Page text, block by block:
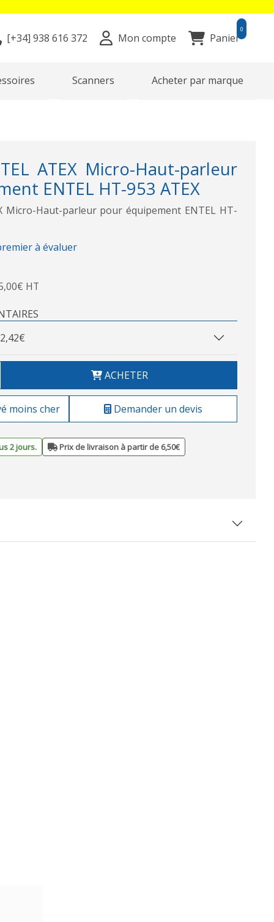
[+34] 938 616 372 Mon compte Panier
0
Scanners Acheter par marque
ATEX Micro-Haut-parleur
ENTEL HT-953 ATEX
Micro-Haut-parleur pour équipement ENTEL HT-
à évaluer
HT
ACHETER
moins cher Demander un devis
2 jours. Prix de livraison à partir de 6,50€